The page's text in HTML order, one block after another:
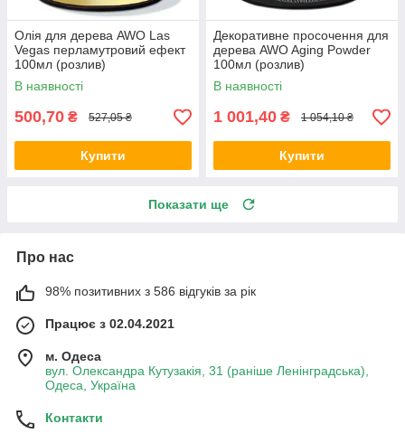
Олія для дерева AWO Las
Vegas перламутровий ефект
100мл (розлив)
В наявності
500,70 ₴ 527,05 ₴
Купити
Декоративне просочення для
дерева AWO Aging Powder
100мл (розлив)
В наявності
1 001,40 ₴ 1 054,10 ₴
Купити
Показати ще
Про нас
98% позитивних з 586 відгуків за рік
Працює з 02.04.2021
м. Одеса
вул. Олександра Кутузакія, 31 (раніше Ленінградська),
Одеса, Україна
Контакти